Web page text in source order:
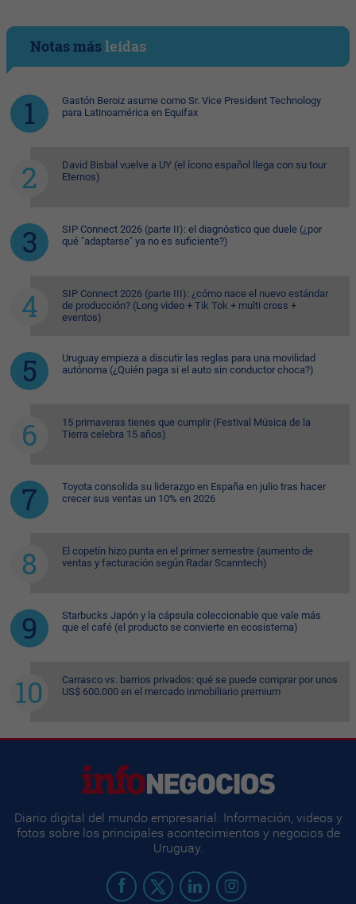
Notas másleídas
Gastón Beroiz asume como Sr. Vice President Technology
para Latinoamérica en Equifax
David Bisbal vuelve a UY (el ícono español llega con su tour
Eternos)
SIP Connect 2026 (parte II): el diagnóstico que duele (¿por
qué "adaptarse" ya no es suficiente?)
SIP Connect 2026 (parte III): ¿cómo nace el nuevo estándar
de producción? (Long video + Tik Tok + multi cross +
eventos)
Uruguay empieza a discutir las reglas para una movilidad
autónoma (¿Quién paga si el auto sin conductor choca?)
15 primaveras tienes que cumplir (Festival Música de la
Tierra celebra 15 años)
Toyota consolida su liderazgo en España en julio tras hacer
crecer sus ventas un 10% en 2026
El copetín hizo punta en el primer semestre (aumento de
ventas y facturación según Radar Scanntech)
Starbucks Japón y la cápsula coleccionable que vale más
que el café (el producto se convierte en ecosistema)
Carrasco vs. barrios privados: qué se puede comprar por unos
US$ 600.000 en el mercado inmobiliario premium
Diario digital del mundo empresarial. Información, videos y
fotos sobre los principales acontecimientos y negocios de
Uruguay.